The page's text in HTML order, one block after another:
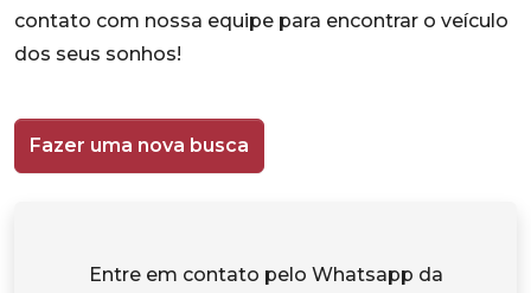
contato com nossa equipe para encontrar o veículo
dos seus sonhos!
Fazer uma nova busca
Entre em contato pelo Whatsapp da